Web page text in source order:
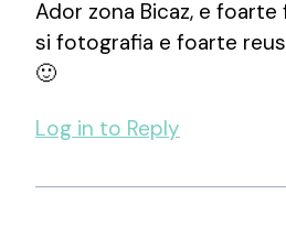
Ador zona Bicaz, e
si fotografia e foarte
🙂
Log in to Reply